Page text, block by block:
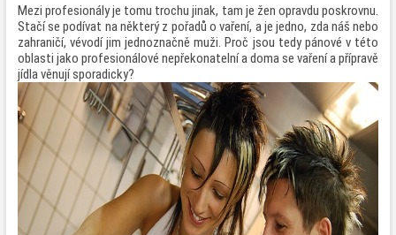
Mezi profesionály je tomu trochu jinak, tam je žen opravdu poskrovnu.
Stačí se podívat na některý z pořadů o vaření, a je jedno, zda náš nebo
zahraničí, vévodí jim jednoznačně muži. Proč jsou tedy pánové v této
oblasti jako profesionálové nepřekonatelní a doma se vaření a přípravě
jídla věnují sporadicky?